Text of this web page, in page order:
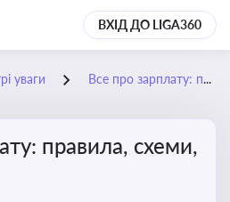
ВХІД ДО LIGA360
уваги Все про зарплату: правила, схеми, кейси
правила, схеми,